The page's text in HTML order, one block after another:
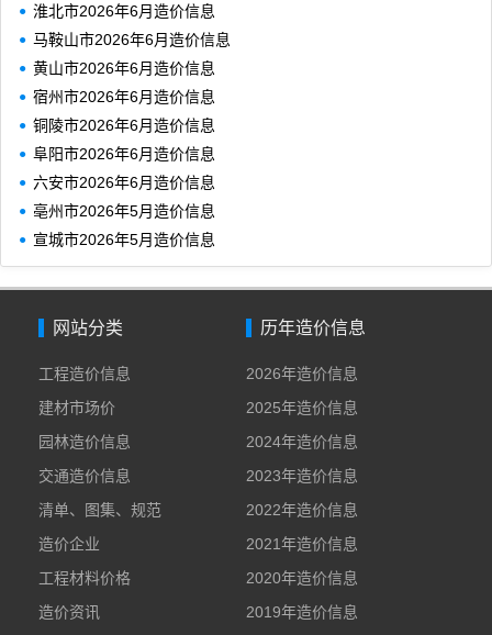
淮北市2026年6月造价信息
马鞍山市2026年6月造价信息
黄山市2026年6月造价信息
宿州市2026年6月造价信息
铜陵市2026年6月造价信息
阜阳市2026年6月造价信息
六安市2026年6月造价信息
亳州市2026年5月造价信息
宣城市2026年5月造价信息
网站分类
工程造价信息
建材市场价
园林造价信息
交通造价信息
清单、图集、规范
造价企业
工程材料价格
造价资讯
历年造价信息
2026年造价信息
2025年造价信息
2024年造价信息
2023年造价信息
2022年造价信息
2021年造价信息
2020年造价信息
2019年造价信息